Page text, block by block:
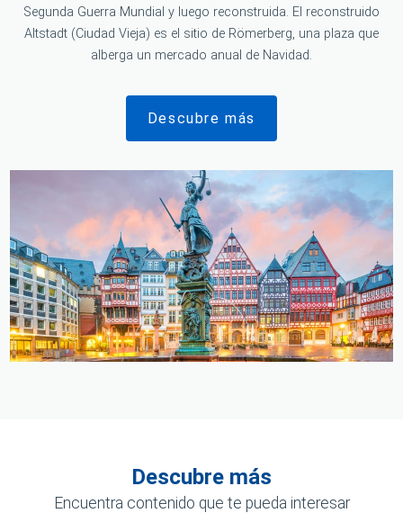
Segunda Guerra Mundial y luego reconstruida. El reconstruido
Altstadt (Ciudad Vieja) es el sitio de Römerberg, una plaza que
alberga un mercado anual de Navidad.
Descubre más
Descubre más
Encuentra contenido que te pueda interesar